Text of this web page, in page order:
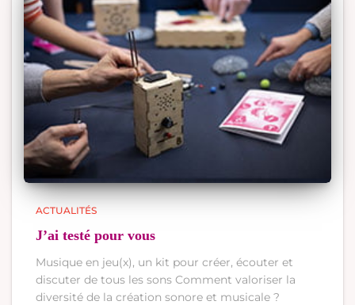
ACTUALITÉS
J’ai testé pour vous
Musique en jeu(x), un kit pour créer, écouter et
discuter de tous les sons Comment valoriser la
diversité de la création sonore et musicale ?